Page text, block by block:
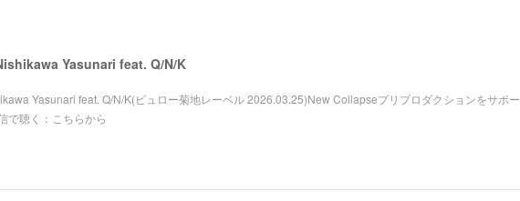
Yasunari feat. Q/N/K
Yasunari feat. Q/N/K(ビュロー菊地レーベル 2026.03.25)New Collapseプリプロダクションをサポー
で聴く：こちらから